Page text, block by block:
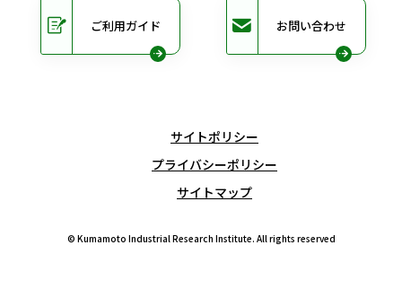
ご利用ガイド お問い合わせ
サイトポリシー
プライバシーポリシー
サイトマップ
© Kumamoto Industrial Research Institute. All rights reserved